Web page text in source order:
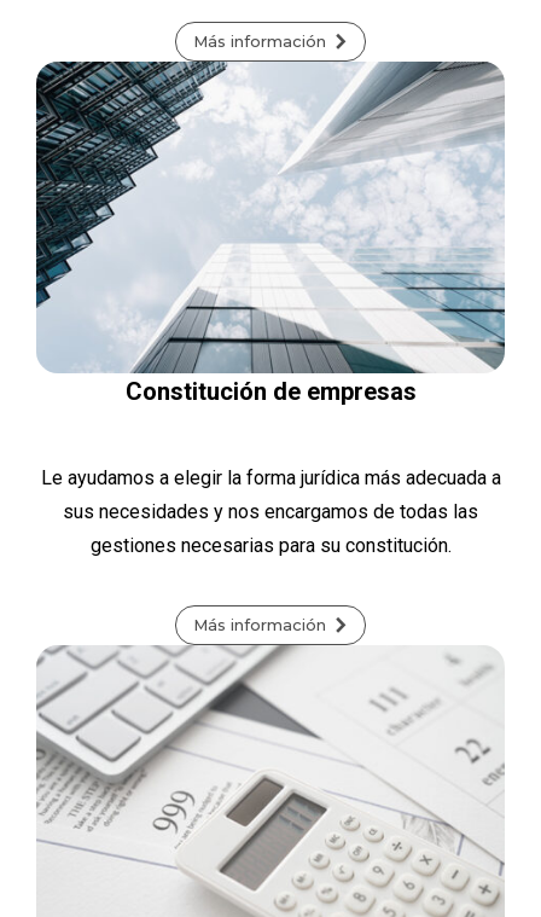
Más información
Constitución de empresas
Le ayudamos a elegir la forma jurídica más adecuada a
sus necesidades y nos encargamos de todas las
gestiones necesarias para su constitución.
Más información